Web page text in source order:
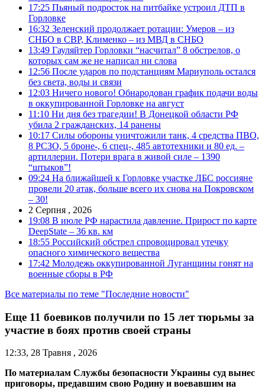
17:25 Пьяный подросток на питбайке устроил ДТП в
Горловке
16:32 Зеленский продолжает ротации: Умеров – из
СНБО в СВР, Клименко – из МВД в СНБО
13:49 Гауляйтер Горловки “насчитал” 8 обстрелов, о
которых сам же не написал ни слова
12:56 После ударов по подстанциям Мариуполь остался
без света, воды и связи
12:03 Ничего нового! Обнародован график подачи воды
в оккупированной Горловке на август
11:10 Ни дня без трагедии! В Донецкой области РФ
убила 2 гражданских, 14 ранены
10:17 Силы обороны уничтожили танк, 4 средства ПВО,
8 РСЗО, 5 броне-, 6 спец-, 485 автотехники и 80 ед. –
артиллерии. Потери врага в живой силе – 1390
“штыков”!
09:24 На ближайшей к Горловке участке ЛБС россияне
провели 20 атак, больше всего их снова на Покровском
– 30!
2 Серпня , 2026
19:08 В июле РФ нарастила давление. Прирост по карте
DeepState – 36 кв. км
18:55 Российский обстрел спровоцировал утечку
опасного химического вещества
17:42 Молодежь оккупированной Луганщины гонят на
военные сборы в РФ
Все материалы по теме "Последние новости"
Еще 11 боевиков получили по 15 лет тюрьмы за
участие в боях против своей страны
12:33, 28 Травня , 2026
По материалам Службы безопасности Украины суд вынес
приговоры, предавшим свою Родину и воевавшим на